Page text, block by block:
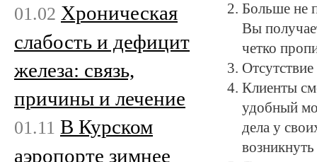
Больше не
Вы
четко
Клиенты
удобный
дела у
01.02 Хроническая
слабость и дефицит
железа: связь,
причины и лечение
01.11 В Курском
аэропорте зимнее